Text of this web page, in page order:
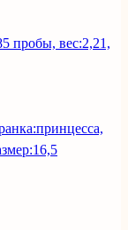
пробы, вес:2,21,